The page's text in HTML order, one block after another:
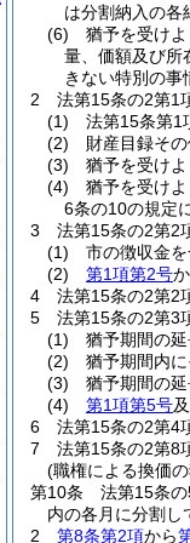
は分割納入の各
(6)
猶予を受け
量、価額及び所
きない特別の
2
法第15条の2第1
(1)
法第15条第1
(2)
財産目録そ
(3)
猶予を受け
(4)
猶予を受け
6条の10の規定
3
法第15条の2第2
(1)
市の徴収金
(2)
第1項第2号
4
法第15条の2第2
5
法第15条の2第3
(1)
猶予期間の
(2)
猶予期間内
(3)
猶予期間の
(4)
第1項第5号
6
法第15条の2第4
7
法第15条の2第8
(職権による換価
第10条
法第15条
内の各月に分割し
2
第8条第2項から